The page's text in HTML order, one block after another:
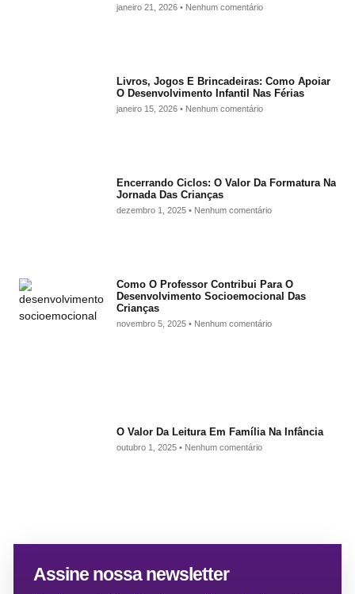
janeiro 21, 2026 Nenhum comentário
Livros, Jogos E Brincadeiras: Como Apoiar
O Desenvolvimento Infantil Nas Férias
janeiro 15, 2026 Nenhum comentário
Encerrando Ciclos: O Valor Da Formatura Na
Jornada Das Crianças
dezembro 1, 2025 Nenhum comentário
Como O Professor Contribui Para O
Desenvolvimento Socioemocional Das
Crianças
novembro 5, 2025 Nenhum comentário
O Valor Da Leitura Em Família Na Infância
outubro 1, 2025 Nenhum comentário
Assine nossa newsletter